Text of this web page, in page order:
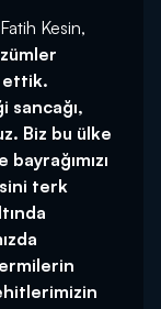
Kesin,
ettik.
sancağı,
Biz bu ülke
terk